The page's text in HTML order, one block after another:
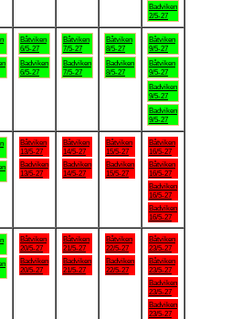
Badviken
2/5-27
Båtviken
6/5-27
Badviken
6/5-27
Båtviken
7/5-27
Badviken
7/5-27
Båtviken
8/5-27
Badviken
8/5-27
Båtviken
9/5-27
Båtviken
9/5-27
Badviken
9/5-27
Badviken
9/5-27
Båtviken
13/5-27
Badviken
13/5-27
Båtviken
14/5-27
Badviken
14/5-27
Båtviken
15/5-27
Badviken
15/5-27
Båtviken
16/5-27
Båtviken
16/5-27
Badviken
16/5-27
Badviken
16/5-27
Båtviken
20/5-27
Badviken
20/5-27
Båtviken
21/5-27
Badviken
21/5-27
Båtviken
22/5-27
Badviken
22/5-27
Båtviken
23/5-27
Båtviken
23/5-27
Badviken
23/5-27
Badviken
23/5-27